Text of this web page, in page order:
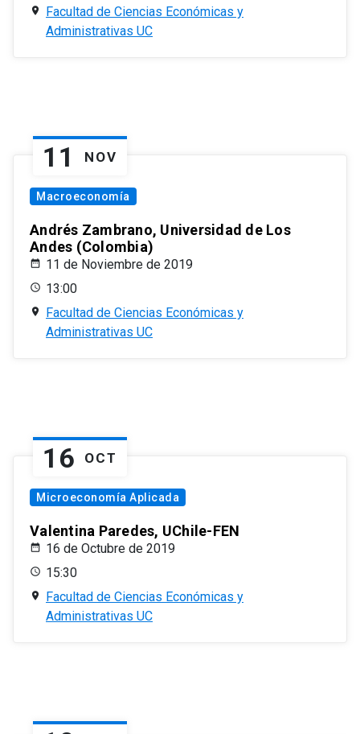
Facultad de Ciencias Económicas y
Administrativas UC
11 NOV
Macroeconomía
Andrés Zambrano, Universidad de Los
Andes (Colombia)
11 de Noviembre de 2019
13:00
Facultad de Ciencias Económicas y
Administrativas UC
16 OCT
Microeconomía Aplicada
Valentina Paredes, UChile-FEN
16 de Octubre de 2019
15:30
Facultad de Ciencias Económicas y
Administrativas UC